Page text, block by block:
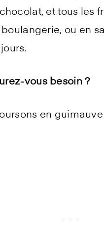
et tous les
ou en
vous besoin ?
en